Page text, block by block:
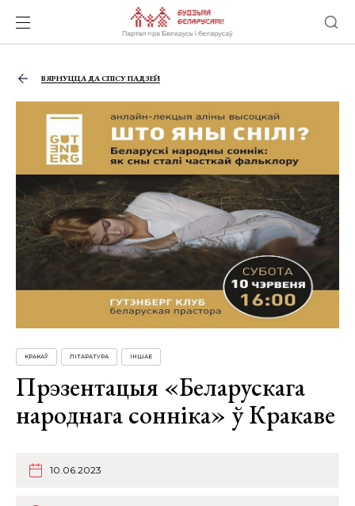
ВЯРНУЦЦА ДА СПІСУ ПАДЗЕЙ
КРАКАЎ ЛІТАРАТУРА ІНШАЕ
Прэзентацыя «Беларускага
народнага сонніка» ў Кракаве
10.06.2023